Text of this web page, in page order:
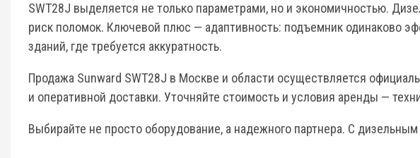
SWT28J выделяется не только параметрами, но и экономичностью.
риск поломок. Ключевой плюс — адаптивность: подъемник одинаково
зданий, где требуется аккуратность.
Продажа Sunward SWT28J в Москве и области осуществляется
и оперативной доставки. Уточняйте стоимость и условия аренды —
Выбирайте не просто оборудование, а надежного партнера. С